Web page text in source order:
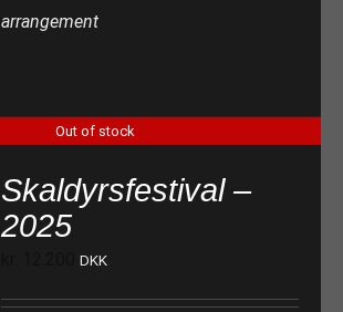
arrangement
Out of stock
Skaldyrsfestival –
2025
DKK